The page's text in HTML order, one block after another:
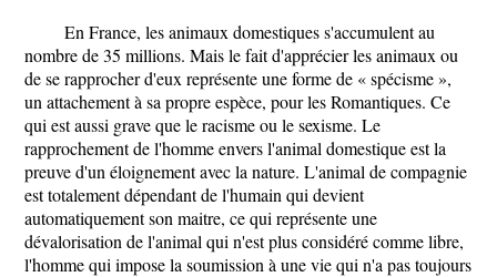
En France, les animaux domestiques s'accumulent au
nombre de 35 millions. Mais le fait d'apprécier les animaux ou
de se rapprocher d'eux représente une forme de « spécisme »,
un attachement à sa propre espèce, pour les Romantiques. Ce
qui est aussi grave que le racisme ou le sexisme. Le
rapprochement de l'homme envers l'animal domestique est la
preuve d'un éloignement avec la nature. L'animal de compagnie
est totalement dépendant de l'humain qui devient
automatiquement son maitre, ce qui représente une
dévalorisation de l'animal qui n'est plus considéré comme libre,
l'homme qui impose la soumission à une vie qui n'a pas toujours